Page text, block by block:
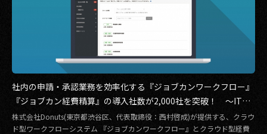
社内の申請・承認業務を効率化する『ジョブカンワークフロー』
『ジョブカン経費精算』の導入社数が2,000社を突破！ 〜ITト
レンドでも年間ランキング1位を獲得〜
株式会社Donuts(東京都渋谷区、代表取締役：西村啓成)が提供する、クラウ
ド型ワークフローシステム 『ジョブカンワークフロー』とクラウド型経費